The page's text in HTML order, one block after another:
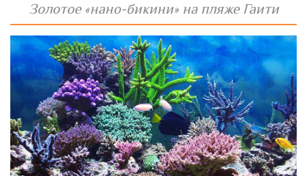
Золотое «нано-бикини» на пляже Гаити